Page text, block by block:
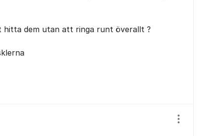
hitta dem utan att ringa runt överallt ?
Visa/dölj